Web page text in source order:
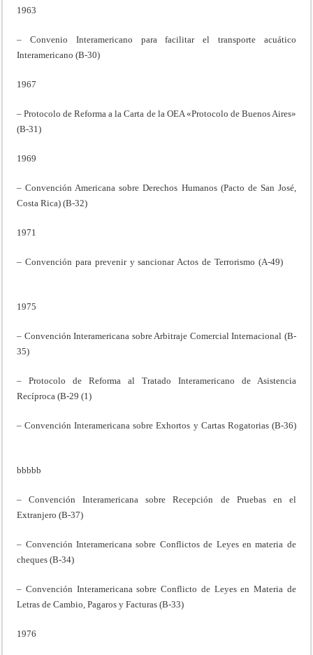
1963
– Convenio Interamericano para facilitar el transporte acuático
Interamericano (B-30)
1967
– Protocolo de Reforma a la Carta de la OEA «Protocolo de Buenos Aires»
(B-31)
1969
– Convención Americana sobre Derechos Humanos (Pacto de San José,
Costa Rica) (B-32)
1971
– Convención para prevenir y sancionar Actos de Terrorismo (A-49)
1975
– Convención Interamericana sobre Arbitraje Comercial Internacional (B-
35)
– Protocolo de Reforma al Tratado Interamericano de Asistencia
Recíproca (B-29 (1)
– Convención Interamericana sobre Exhortos y Cartas Rogatorias (B-36)
bbbbb
– Convención Interamericana sobre Recepción de Pruebas en el
Extranjero (B-37)
– Convención Interamericana sobre Conflictos de Leyes en materia de
cheques (B-34)
– Convención Interamericana sobre Conflicto de Leyes en Materia de
Letras de Cambio, Pagaros y Facturas (B-33)
1976